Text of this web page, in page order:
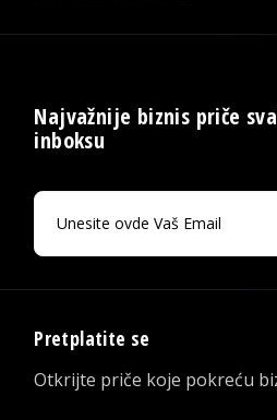
Najvažnije biznis priče
inboksu
Pretplatite se
Otkrijte priče koje pokreću